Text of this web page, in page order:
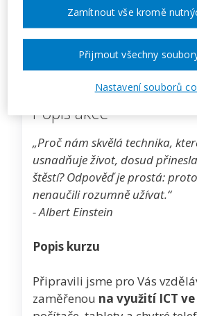
16900 Kč
Zobrazit akci na webu
Popis akce
„Proč nám skvělá technika,
usnadňuje život, dosud
štěstí? Odpověď je prostá:
nenaučili rozumně užívat.“
- Albert Einstein
Popis kurzu
Připravili jsme pro Vás
zaměřenou na využití ICT
Nastavení souborů
Zamítnout vše kromě
Přijmout všechny